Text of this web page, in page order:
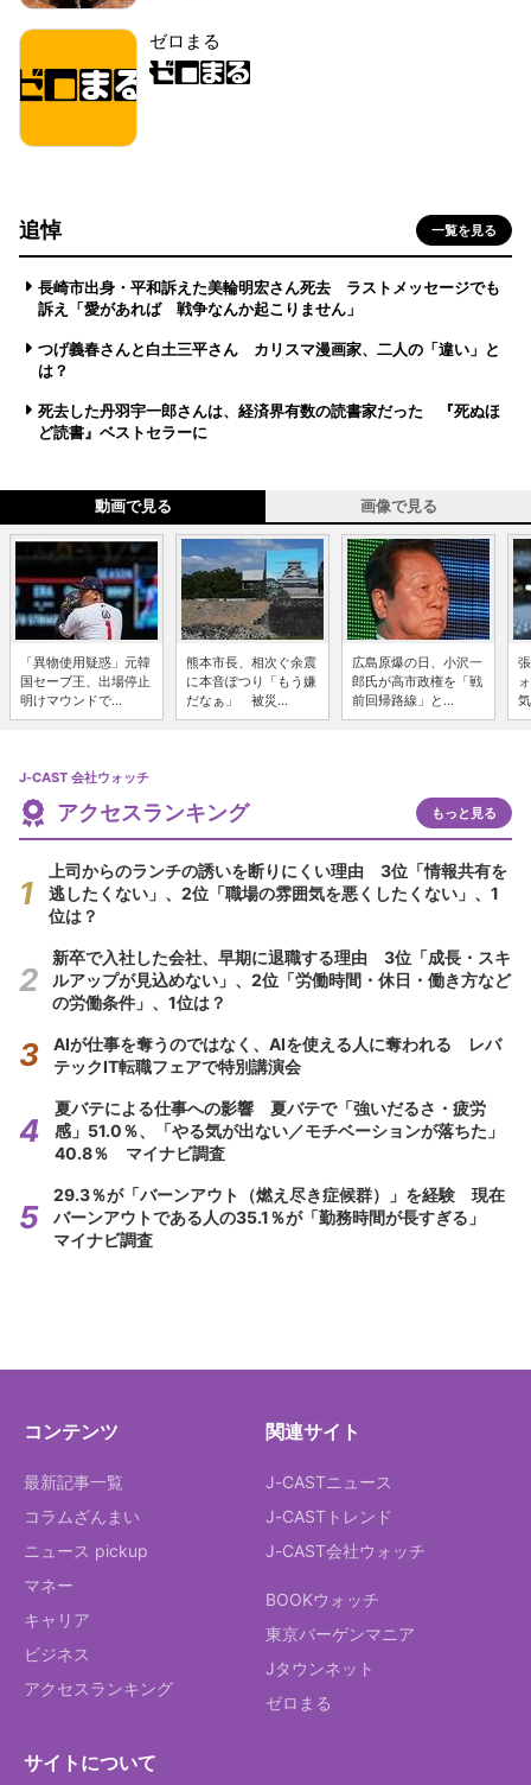
ゼロまる
追悼 一覧を見る
長崎市出身・平和訴えた美輪明宏さん死去 ラストメッセージでも
訴え「愛があれば 戦争なんか起こりません」
つげ義春さんと白土三平さん カリスマ漫画家、二人の「違い」と
は？
死去した丹羽宇一郎さんは、経済界有数の読書家だった 『死ぬほ
ど読書』ベストセラーに
動画で見る 画像で見る
「異物使用疑惑」元韓
国セーブ王、出場停止
明けマウンドで...
熊本市長、相次ぐ余震
に本音ぽつり「もう嫌
だなぁ」 被災...
広島原爆の日、小沢一
郎氏が高市政権を「戦
前回帰路線」と...
J-CAST 会社ウォッチ
アクセスランキング もっと見る
上司からのランチの誘いを断りにくい理由 3位「情報共有を
逃したくない」、2位「職場の雰囲気を悪くしたくない」、1
位は？
新卒で入社した会社、早期に退職する理由 3位「成長・スキ
ルアップが見込めない」、2位「労働時間・休日・働き方など
の労働条件」、1位は？
AIが仕事を奪うのではなく、AIを使える人に奪われる レバ
テックIT転職フェアで特別講演会
夏バテによる仕事への影響 夏バテで「強いだるさ・疲労
感」51.0％、「やる気が出ない／モチベーションが落ちた」
40.8％ マイナビ調査
29.3％が「バーンアウト（燃え尽き症候群）」を経験 現在
バーンアウトである人の35.1％が「勤務時間が長すぎる」
マイナビ調査
コンテンツ
最新記事一覧
コラムざんまい
ニュース pickup
マネー
キャリア
ビジネス
アクセスランキング
関連サイト
J-CASTニュース
J-CASTトレンド
J-CAST会社ウォッチ
BOOKウォッチ
東京バーゲンマニア
Jタウンネット
ゼロまる
サイトについて